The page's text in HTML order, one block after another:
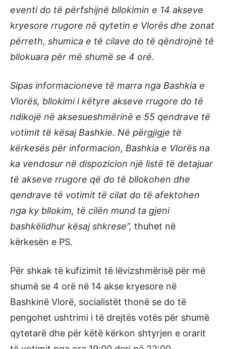
eventi do të përfshijnë bllokimin e 14 akseve
kryesore rrugore në qytetin e Vlorës dhe zonat
përreth, shumica e të cilave do të qëndrojnë të
bllokuara për më shumë se 4 orë.
Sipas informacioneve të marra nga Bashkia e
Vlorës, bllokimi i këtyre akseve rrugore do të
ndikojë në aksesueshmërinë e 55 qendrave të
votimit të kësaj Bashkie. Në përgjigje të
kërkesës për informacion, Bashkia e Vlorës na
ka vendosur në dispozicion një listë të detajuar
të akseve rrugore që do të bllokohen dhe
qendrave të votimit të cilat do të afektohen
nga ky bllokim, të cilën mund ta gjeni
bashkëlidhur kësaj shkrese”, thuhet në
kërkesën e PS.
Për shkak të kufizimit të lëvizshmërisë për më
shumë se 4 orë në 14 akse kryesore në
Bashkinë Vlorë, socialistët thonë se do të
pengohet ushtrimi i të drejtës votës për shumë
qytetarë dhe për këtë kërkon shtyrjen e orarit